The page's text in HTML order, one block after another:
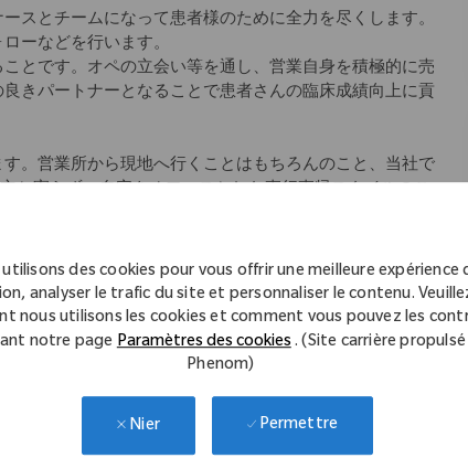
des cookies pour vous offrir une meilleure expérience
analyser le trafic du site et personnaliser le contenu.
nous utilisons les cookies et comment vous pouvez les
notre pageParamètres des cookies. (Site carrière
Phenom)
Nier Permettre
スとチームになって患者様のために全力を尽くします。
ーなどを行います。
とです。オペの立会い等を通し、営業自身を積極的に売
きパートナーとなることで患者さんの臨床成績向上に貢
。営業所から現地へ行くことはもちろんのこと、当社で
ち寄らず、自宅をオフィスとした直行直帰スタイルのこ
ポートをできるように」というコンセプトの元、始まり
り差異あり)、社内イントラネットから学術文献などのナ
けます。
使用した座学、先輩社員の同行を中心としたOJT等、一
修など